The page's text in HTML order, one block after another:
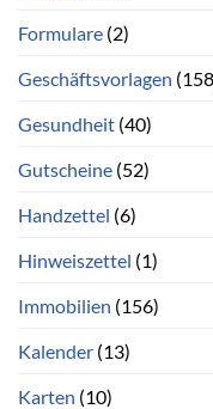
Formulare (2)
Geschäftsvorlagen
Gesundheit (40)
Gutscheine (52)
Handzettel (6)
Hinweiszettel (1)
Immobilien (156)
Kalender (13)
Karten (10)